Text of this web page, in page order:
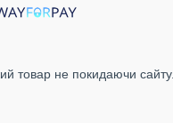
товар не покидаючи сайту.